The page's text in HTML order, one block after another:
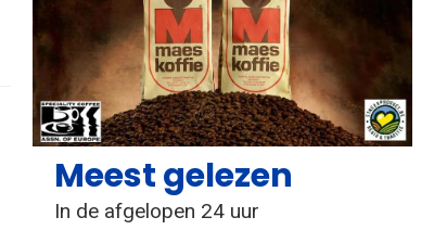
Meest gelezen
In de afgelopen 24 uur